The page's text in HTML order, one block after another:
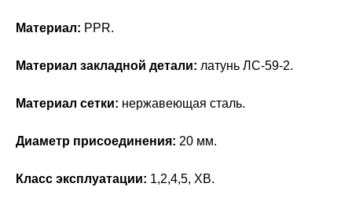
Материал: PPR.
Материал закладной детали: латунь ЛС-59-2.
Материал сетки: нержавеющая сталь.
Диаметр присоединения: 20 мм.
Класс эксплуатации: 1,2,4,5, ХВ.